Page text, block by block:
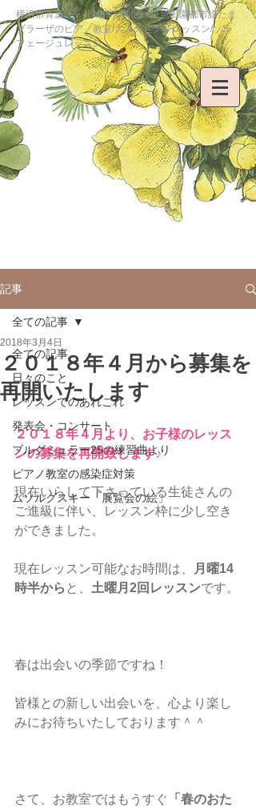
横浜市青葉区・川崎市宮前区・東急田園都市線たま
プラーザのピアノ教室/大人のピアノレッスン/ソル
フェージュレッスン
記事
全ての記事
日々のこと
レッスンでのあれこれ
発表会・コンサート
ブルグミュラー25の練習曲より
ピアノ教室の感染症対策
ムソルグスキー「展覧会の絵」
全ての記事
２０１８年４月から募集を
再開いたします
2018年3月4日
２０１８年４月より、お子様のレッス
ンの募集を再開致します♪
現在いらして下さっている生徒さんの
ご進級に伴い、レッスン枠に少し空き
ができました。
現在レッスン可能なお時間は、
月曜14
時半から と、 土曜月2回レッスンです。
春は出会いの季節ですね！
皆様との新しい出会いを、心より楽し
みにお待ちいたしております＾＾
さて、お教室ではもうすぐ
「春のおた